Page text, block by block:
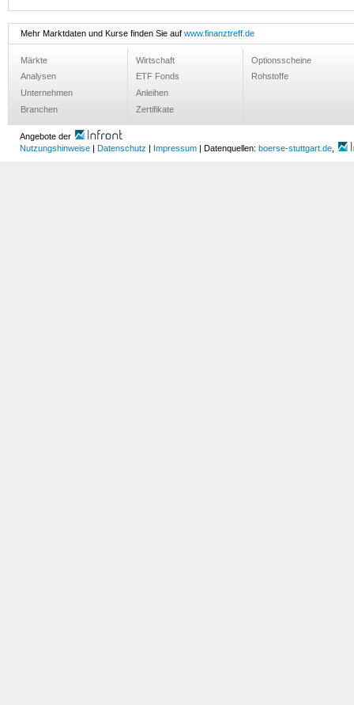
Mehr Marktdaten und Kurse finden Sie auf www.finanztreff.de
Märkte
Analysen
Unternehmen
Branchen
Wirtschaft
ETF Fonds
Anleihen
Zertifikate
Optionsscheine
Rohstoffe
Angebote der
Nutzungshinweise
Datenschutz Impressum | Datenquellen: boerse-stuttgart.de,